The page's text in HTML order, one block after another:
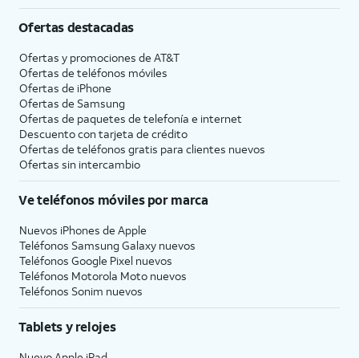
Ofertas destacadas
Ofertas y promociones de AT&T
Ofertas de teléfonos móviles
Ofertas de iPhone
Ofertas de Samsung
Ofertas de paquetes de telefonía e internet
Descuento con tarjeta de crédito
Ofertas de teléfonos gratis para clientes nuevos
Ofertas sin intercambio
Ve teléfonos móviles por marca
Nuevos iPhones de Apple
Teléfonos Samsung Galaxy nuevos
Teléfonos Google Pixel nuevos
Teléfonos Motorola Moto nuevos
Teléfonos Sonim nuevos
Tablets y relojes